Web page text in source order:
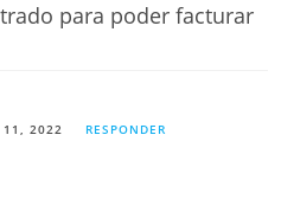
para poder facturar
11, 2022 RESPONDER